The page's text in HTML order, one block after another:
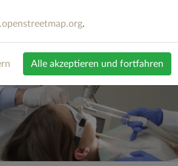
.
Alle akzeptieren und fortfahren